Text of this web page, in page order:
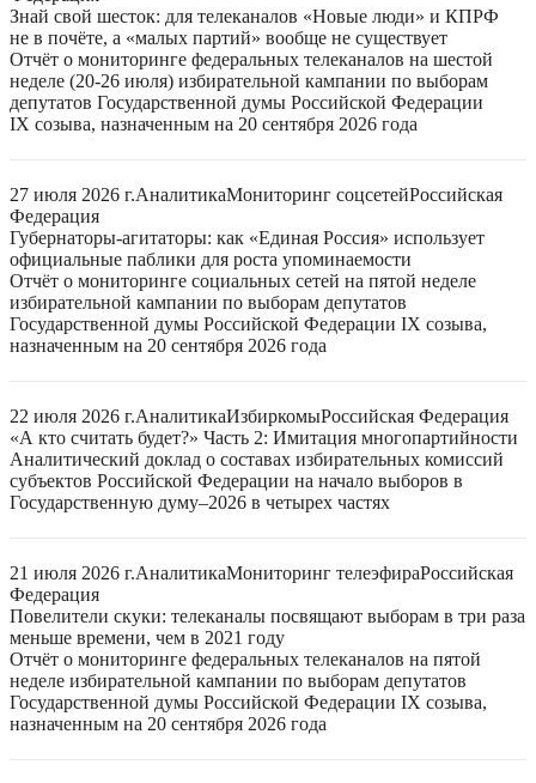
Знай свой шесток: для телеканалов «Новые люди» и КПРФ
не в почёте, а «малых партий» вообще не существует
Отчёт о мониторинге федеральных телеканалов на шестой
неделе (20-26 июля) избирательной кампании по выборам
депутатов Государственной думы Российской Федерации
IX созыва, назначенным на 20 сентября 2026 года
27 июля 2026 г.АналитикаМониторинг соцсетейРоссийская
Федерация
Губернаторы-агитаторы: как «Единая Россия» использует
официальные паблики для роста упоминаемости
Отчёт о мониторинге социальных сетей на пятой неделе
избирательной кампании по выборам депутатов
Государственной думы Российской Федерации IX созыва,
назначенным на 20 сентября 2026 года
22 июля 2026 г.АналитикаИзбиркомыРоссийская Федерация
«А кто считать будет?» Часть 2: Имитация многопартийности
Аналитический доклад о составах избирательных комиссий
субъектов Российской Федерации на начало выборов в
Государственную думу–2026 в четырех частях
21 июля 2026 г.АналитикаМониторинг телеэфираРоссийская
Федерация
Повелители скуки: телеканалы посвящают выборам в три раза
меньше времени, чем в 2021 году
Отчёт о мониторинге федеральных телеканалов на пятой
неделе избирательной кампании по выборам депутатов
Государственной думы Российской Федерации IX созыва,
назначенным на 20 сентября 2026 года